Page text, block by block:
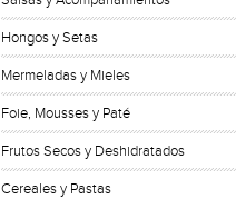
Hongos y Setas
Mermeladas y Mieles
Foie, Mousses y Paté
Frutos Secos y Deshidratados
Cereales y Pastas